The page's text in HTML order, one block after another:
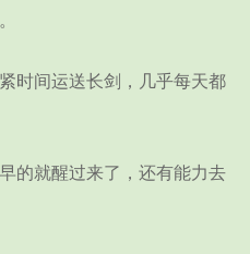
间运送长剑，几乎每天都
就醒过来了，还有能力去